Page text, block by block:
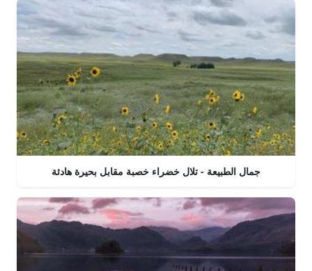
جمال الطبيعة - تلال خضراء خصبة مقابل بحيرة هادئة